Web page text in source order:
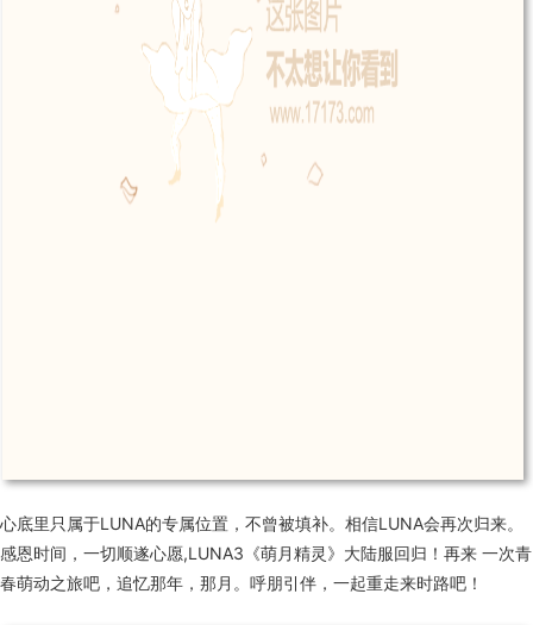
心底里只属于LUNA的专属位置，不曾被填补。相信LUNA会再次归来。
感恩时间，一切顺遂心愿,LUNA3《萌月精灵》大陆服回归！再来 一次青
春萌动之旅吧，追忆那年，那月。呼朋引伴，一起重走来时路吧！